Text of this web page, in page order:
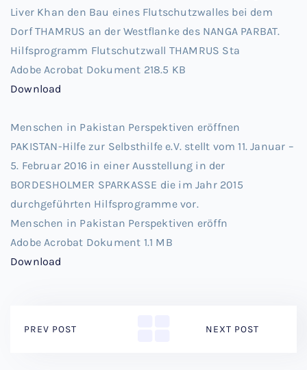
Liver Khan den Bau eines Flutschutzwalles bei dem
Dorf THAMRUS an der Westflanke des NANGA PARBAT.
Hilfsprogramm Flutschutzwall THAMRUS Sta
Adobe Acrobat Dokument 218.5 KB
Download
Menschen in Pakistan Perspektiven eröffnen
PAKISTAN-Hilfe zur Selbsthilfe e.V. stellt vom 11. Januar –
5. Februar 2016 in einer Ausstellung in der
BORDESHOLMER SPARKASSE die im Jahr 2015
durchgeführten Hilfsprogramme vor.
Menschen in Pakistan Perspektiven eröffn
Adobe Acrobat Dokument 1.1 MB
Download
PREV POST NEXT POST